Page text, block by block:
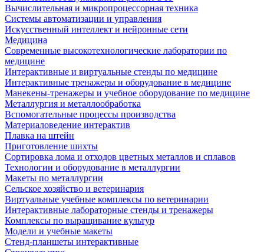
Вычислительная и микропроцессорная техника
Системы автоматизации и управления
Искусственный интеллект и нейронные сети
Медицина
Современные высокотехнологические лаборатории по
медицине
Интерактивные и виртуальные стенды по медицине
Интерактивные тренажеры и оборудование в медицине
Манекены-тренажеры и учебное оборудование по медицине
Металлургия и металлообработка
Вспомогательные процессы производства
Материаловедение интерактив
Плавка на штейн
Приготовление шихты
Сортировка лома и отходов цветных металлов и сплавов
Технологии и оборудование в металлургии
Макеты по металлургии
Сельское хозяйство и ветеринария
Виртуальные учебные комплексы по ветеринарии
Интерактивные лабораторные стенды и тренажеры
Комплексы по выращивание культур
Модели и учебные макеты
Стенд-планшеты интерактивные